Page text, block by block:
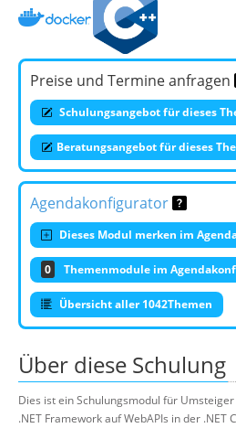
Preise und Termine anfragen
Schulungsangebot für dieses
Beratungsangebot für dieses
Agendakonfigurator
Dieses Modul merken im
0 Themenmodule im
Übersicht aller 1042Themen
Über diese Schulung
Dies ist ein Schulungsmodul für
.NET Framework auf WebAPIs in der .NET